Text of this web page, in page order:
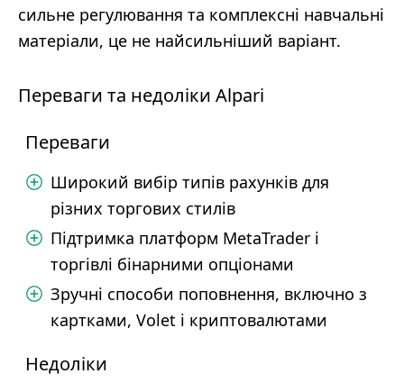
сильне регулювання та комплексні навчальні
матеріали, це не найсильніший варіант.
Переваги та недоліки Alpari
Переваги
Широкий вибір типів рахунків для
різних торгових стилів
Підтримка платформ MetaTrader і
торгівлі бінарними опціонами
Зручні способи поповнення, включно з
картками, Volet і криптовалютами
Недоліки